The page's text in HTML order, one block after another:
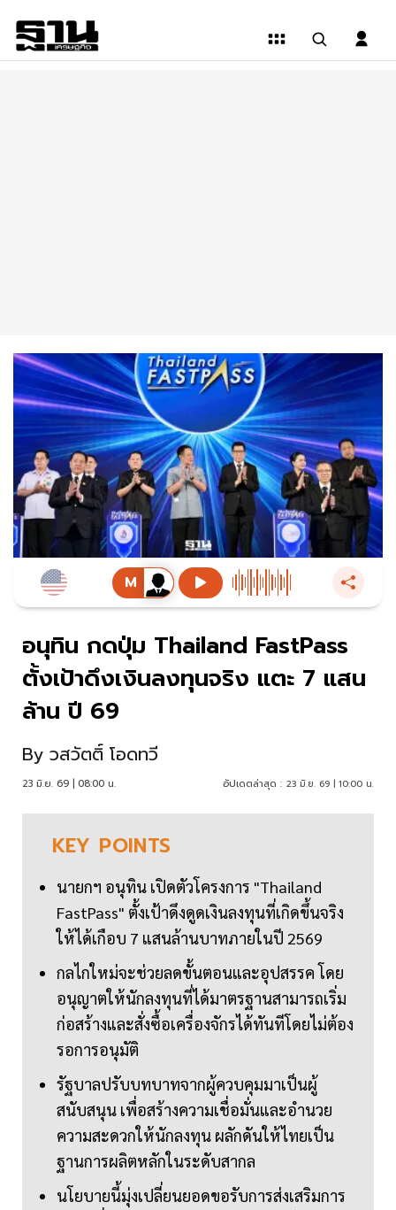
อนุทิน กดปุ่ม Thailand FastPass
ตั้งเป้าดึงเงินลงทุนจริง แตะ 7 แสน
ล้าน ปี 69
By วสวัตติ์ โอดทวี
23 มิ.ย. 69 | 08:00 น. อัปเดตล่าสุด : 23 มิ.ย. 69 | 10:00 น.
KEY POINTS
นายกฯ อนุทิน เปิดตัวโครงการ "Thailand
FastPass" ตั้งเป้าดึงดูดเงินลงทุนที่เกิดขึ้นจริง
ให้ได้เกือบ 7 แสนล้านบาทภายในปี 2569
กลไกใหม่จะช่วยลดขั้นตอนและอุปสรรค โดย
อนุญาตให้นักลงทุนที่ได้มาตรฐานสามารถเริ่ม
ก่อสร้างและสั่งซื้อเครื่องจักรได้ทันทีโดยไม่ต้อง
รอการอนุมัติ
รัฐบาลปรับบทบาทจากผู้ควบคุมมาเป็นผู้
สนับสนุน เพื่อสร้างความเชื่อมั่นและอำนวย
ความสะดวกให้นักลงทุน ผลักดันให้ไทยเป็น
ฐานการผลิตหลักในระดับสากล
นโยบายนี้มุ่งเปลี่ยนยอดขอรับการส่งเสริมการ